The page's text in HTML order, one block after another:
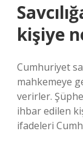
kişiye
Cumhuriyet
mahkemeye
verirler.
ihbar edilen
ifadeleri